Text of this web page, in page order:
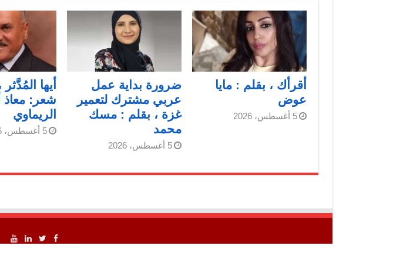
أقرأك ، بقلم : مايا
عوض
5 أغسطس، 2026
ضرورة بداية عمل
عربي مشترك لتعمير
غزة ، بقلم : مسك
محمد
5 أغسطس، 2026
أيها المُدَّثر
شعر: معاذ
الريماوي
5 أغسطس، 2026